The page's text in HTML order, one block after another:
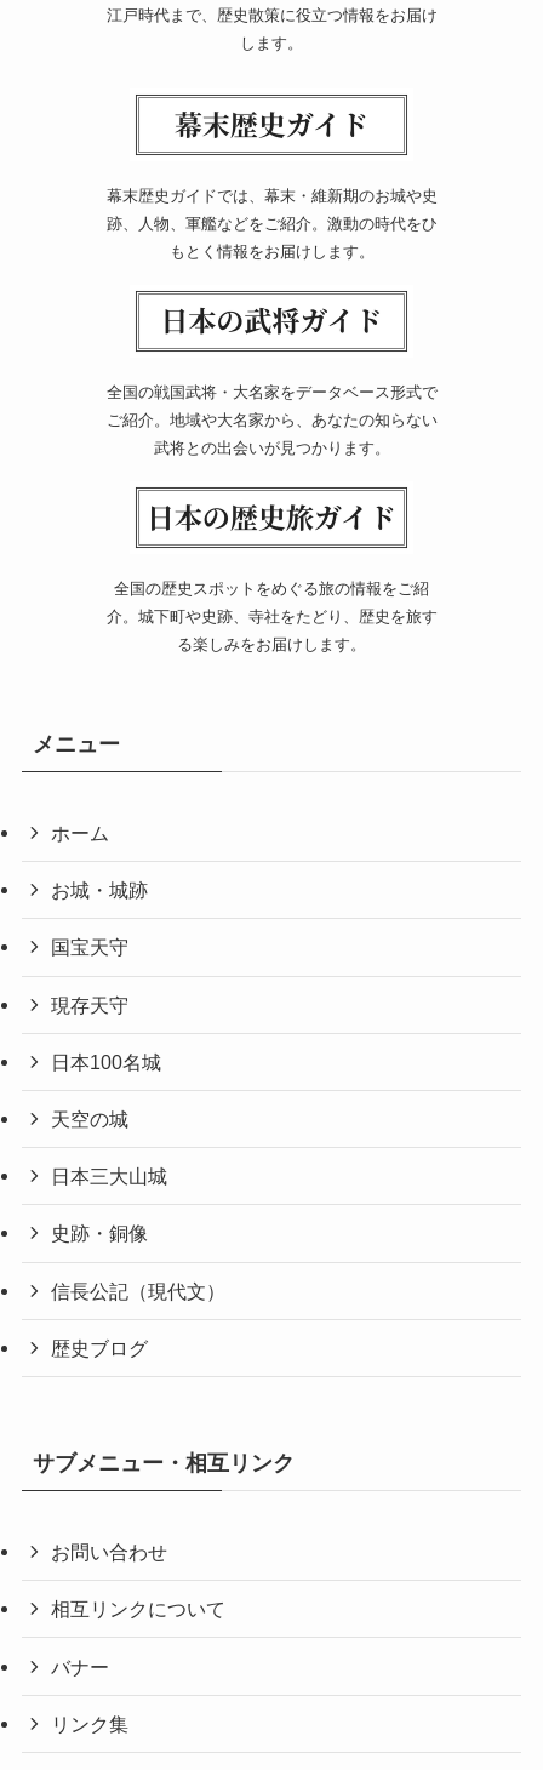
江戸時代まで、歴史散策に役立つ情報をお届け
します。
幕末歴史ガイドでは、幕末・維新期のお城や史
跡、人物、軍艦などをご紹介。激動の時代をひ
もとく情報をお届けします。
全国の戦国武将・大名家をデータベース形式で
ご紹介。地域や大名家から、あなたの知らない
武将との出会いが見つかります。
全国の歴史スポットをめぐる旅の情報をご紹
介。城下町や史跡、寺社をたどり、歴史を旅す
る楽しみをお届けします。
メニュー
ホーム
お城・城跡
国宝天守
現存天守
日本100名城
天空の城
日本三大山城
史跡・銅像
信長公記（現代文）
歴史ブログ
サブメニュー・相互リンク
お問い合わせ
相互リンクについて
バナー
リンク集